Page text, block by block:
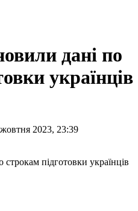
дані по
українців
2023, 23:39